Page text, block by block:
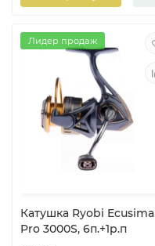
Лидер продаж
Катушка Ryobi Ecusima
Pro 3000S, 6п.+1р.п